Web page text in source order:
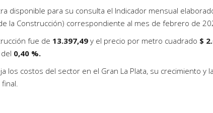
disponible para su consulta el Indicador mensual
la Construcción) correspondiente al mes de febrero de
fue de 13.397,49 y el precio por metro cuadrado $
0,40 %.
los costos del sector en el Gran La Plata, su crecimiento y